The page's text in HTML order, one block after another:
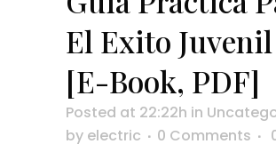
El Exito
[E-Book, PDF]
Posted at 22:22h in
by electric 0 Comments